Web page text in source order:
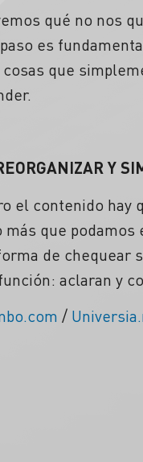
qué no nos
es
que
Y
el contenido
que
de
aclaran y
/